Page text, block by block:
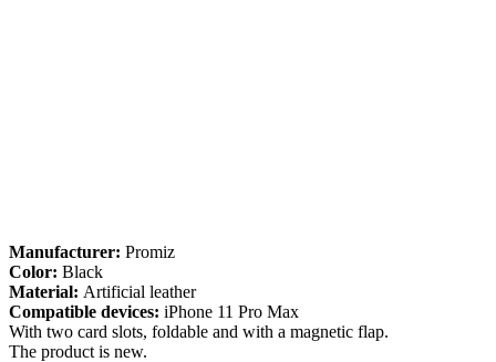
Manufacturer: Promiz
Color: Black
Material: Artificial leather
Compatible devices: iPhone 11 Pro Max
With two card slots, foldable and with a magnetic flap.
The product is new.